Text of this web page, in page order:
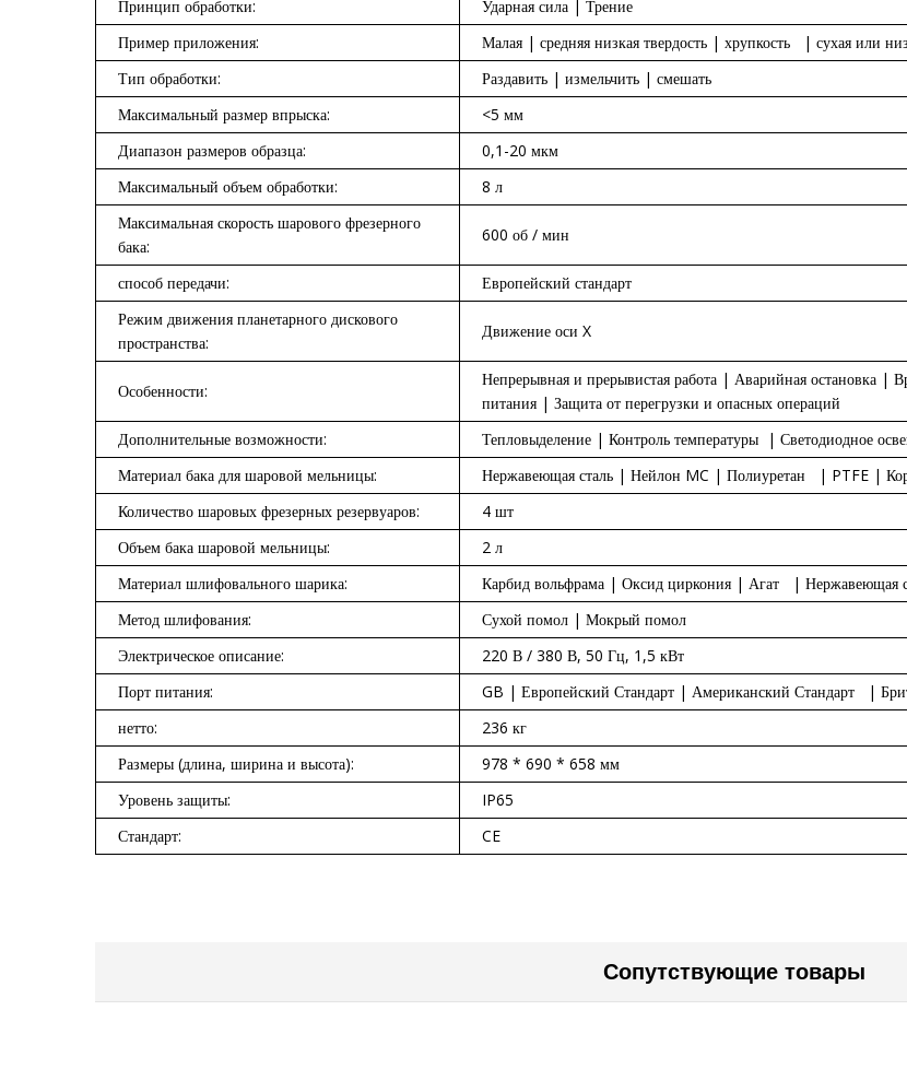
Принцип обработки:
Ударная сила | Трение
Пример приложения:
Малая | средняя низкая твердость | хрупкость | сухая или
Тип обработки:
Раздавить | измельчить | смешать
Максимальный размер впрыска:
<5 мм
Диапазон размеров образца:
0,1-20 мкм
Максимальный объем обработки:
8 л
Максимальная скорость шарового фрезерного
бака:
600 об / мин
способ передачи:
Европейский стандарт
Режим движения планетарного дискового
пространства:
Движение оси X
Особенности:
Непрерывная и прерывистая работа | Аварийная остановка |
питания | Защита от перегрузки и опасных операций
Дополнительные возможности:
Тепловыделение | Контроль температуры | Светодиодное
Материал бака для шаровой мельницы:
Нержавеющая сталь | Нейлон MC | Полиуретан | PTFE |
Количество шаровых фрезерных резервуаров:
4 шт
Объем бака шаровой мельницы:
2 л
Материал шлифовального шарика:
Карбид вольфрама | Оксид циркония | Агат | Нержавеющая
Метод шлифования:
Сухой помол | Мокрый помол
Электрическое описание:
220 В / 380 В, 50 Гц, 1,5 кВт
Порт питания:
GB | Европейский Стандарт | Американский Стандарт |
нетто:
236 кг
Размеры (длина, ширина и высота):
978 * 690 * 658 мм
Уровень защиты:
IP65
Стандарт:
CE
Сопутствующие товары